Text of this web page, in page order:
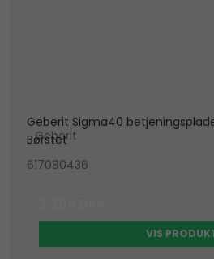
Geberit Sigma40
Børstet
Geberit
617080436
VIS